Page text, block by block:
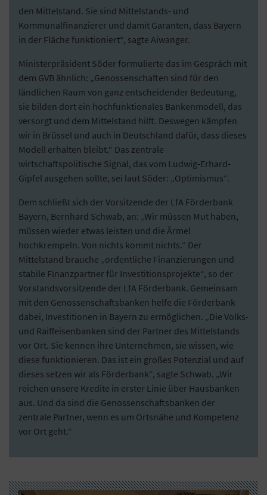
den Mittelstand. Sie sind Mittelstands- und
Kommunalfinanzierer und damit Garanten, dass Bayern
in der Fläche funktioniert“, sagte Aiwanger.
Ministerpräsident Söder formulierte das im Gespräch mit
dem GVB ähnlich: „Genossenschaften sind für den
ländlichen Raum von ganz entscheidender Bedeutung,
sie bilden dort ein hochfunktionales Bankenmodell, das
versorgt und dem Mittelstand hilft. Deswegen kämpfen
wir in Brüssel und auch in Deutschland dafür, dass dieses
Modell erhalten bleibt.“ Das zentrale
wirtschaftspolitische Signal, das vom Ludwig-Erhard-
Gipfel ausgehen sollte, sei laut Söder: „Optimismus“.
Dem schließt sich der Vorsitzende der LfA Förderbank
Bayern, Bernhard Schwab, an: „Wir müssen Mut haben,
müssen wieder etwas leisten und die Ärmel
hochkrempeln. Von nichts kommt nichts.“ Der
Mittelstand brauche „ordentliche Finanzierungen und
stabile Finanzpartner für Investitionsprojekte“, so der
Vorstandsvorsitzende der LfA Förderbank. Gemeinsam
mit den Genossenschaftsbanken helfe die Förderbank
dabei, Investitionen in Bayern zu ermöglichen. „Die Volks-
und Raiffeisenbanken sind der Partner des Mittelstands
vor Ort. Sie kennen ihre Unternehmen, sie wissen, wie
diese funktionieren. Das ist ein großes Potenzial und auf
dieses setzen wir als Förderbank“, sagte Schwab. „Wir
reichen unsere Kredite in erster Linie über Hausbanken
aus. Und da sind die Genossenschaftsbanken der
zentrale Partner, wenn es um Ortsnähe und Kompetenz
vor Ort geht.“